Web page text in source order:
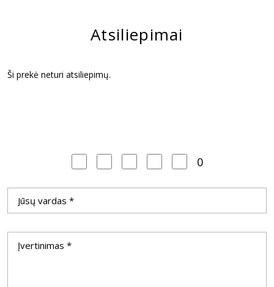
Atsiliepimai
Ši prekė neturi atsiliepimų.
0